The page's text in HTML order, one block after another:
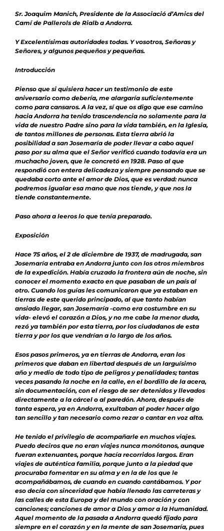
Sr. Joaquim Manich, Presidente de la Associació d’Amics del
Camí de Pallerols de Rialb a Andorra.
Y Excelentísimas autoridades todas. Y vosotros, Señoras y
Señores, y algunos pequeños y pequeñas.
Introducción
Pienso que si quisiera hacer un testimonio de este
aniversario como debería, me alargaría suficientemente
como para cansaros. A la vez, sí que os digo que ese camino
hacia Andorra ha tenido trascendencia no solamente para la
vida de nuestro Padre sino para la vida también, en la Iglesia,
de tantos millones de personas. Esta tierra abrió la
posibilidad a san Josemaría de poder llevar a cabo aquel
paso por su alma que el Señor verificó cuando todavía era un
muchacho joven, que le concretó en 1928. Paso al que
respondió con entera delicadeza y siempre pensando que se
quedaba corto ante el amor de Dios, que es verdad: nunca
podremos igualar esa mano que nos tiende, y que nos la
tiende constantemente.
Paso ahora a leeros lo que tenía preparado.
Exposición
Hace 75 años, el 2 de diciembre de 1937, de madrugada, san
Josemaría entraba en Andorra junto con los otros miembros
de la expedición. Había cruzado la frontera aún de noche, sin
conocer el momento exacto en que pasaban de un país al
otro. Cuando los guías les comunicaron que ya estaban en
tierras de este querido principado, al que tanto habían
ansiado llegar, san Josemaría -como era costumbre en su
vida- elevó el corazón a Dios, y no me cabe la menor duda,
rezó ya también por esta tierra, por los ciudadanos de esta
tierra y por los que vendrían a lo largo de los años.
Esos pasos primeros, ya en tierras de Andorra, eran los
primeros que daban en libertad después de un larguísimo
año y medio de todo tipo de peligros y penalidades; tantas
veces pasando la noche en la calle, en el bordillo de la acera,
sin documentación, con el riesgo de ser detenidos y llevados
directamente a la cárcel o al paredón. Ahora, después de
tanta espera, ya en Andorra, exultaban al poder hacer algo
tan sencillo y tan necesario como rezar o cantar en voz alta.
He tenido el privilegio de acompañarle en muchos viajes.
Puedo deciros que no eran viajes nunca monótonos, aunque
fueran extenuantes, porque hacía recorridos largos. Eran
viajes de auténtica familia, porque junto a la piedad que
procuraba fomentar en su alma y en la de los que le
acompañábamos, de cuando en cuando cantábamos. Y por
eso decía con sinceridad que había llenado las carreteras y
las calles de esta Europa y del mundo con oración y con
canciones; canciones de amor a Dios y amor a la Humanidad.
Aquel momento de la pasada a Andorra quedó fijado para
siempre en el corazón y en la mente de san Josemaría, pues